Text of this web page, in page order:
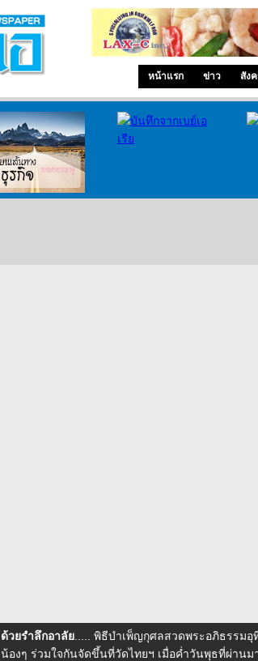
หน้าแรก ข่าว สัง
ด้วยรำลึกอาลัย ..... พิธีบำเพ็ญกุศลสวดพระอภิธรรม
น้องๆ ร่วมใจกันจัดขึ้นที่วัดไทยฯ เมื่อค่ำวันพุธที่ผ่าน